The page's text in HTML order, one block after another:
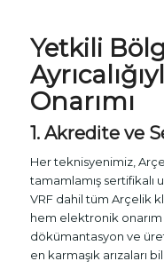
Yetkili
Onarımı
1. Akredite ve
Her teknisyenimiz,
tamamlamış sertifikalı
VRF dahil tüm Arçelik
hem elektronik
dökümantasyon ve
en karmaşık arızaları